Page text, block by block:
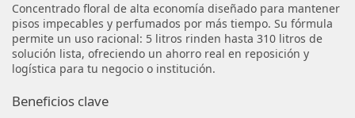
Concentrado floral de alta economía diseñado para mantener
pisos impecables y perfumados por más tiempo. Su fórmula
permite un uso racional: 5 litros rinden hasta 310 litros de
solución lista, ofreciendo un ahorro real en reposición y
logística para tu negocio o institución.
Beneficios clave